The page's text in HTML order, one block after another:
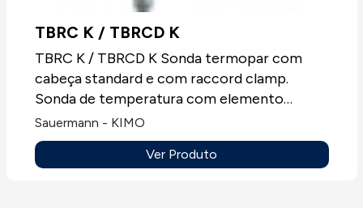
TBRC K / TBRCD K
TBRC K / TBRCD K Sonda termopar com
cabeça standard e com raccord clamp.
Sonda de temperatura com elemento
sensível termopar T, J, K ou N, sempre sem
mostrador.Aplicações: Todos os tipos de
aplicações.
Sauermann - KIMO
Ver Produto